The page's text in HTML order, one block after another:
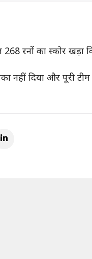
रनों का स्कोर खड़ा
नहीं दिया और पूरी